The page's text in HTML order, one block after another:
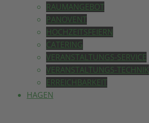
RAUMANGEBOT
PANOVENT
HOCHZEITSFEIERN
CATERING
VERANSTALTUNGS-SERVICE
VERANSTALTUNGS-TECHNIK
ERREICHBARKEIT
HAGEN